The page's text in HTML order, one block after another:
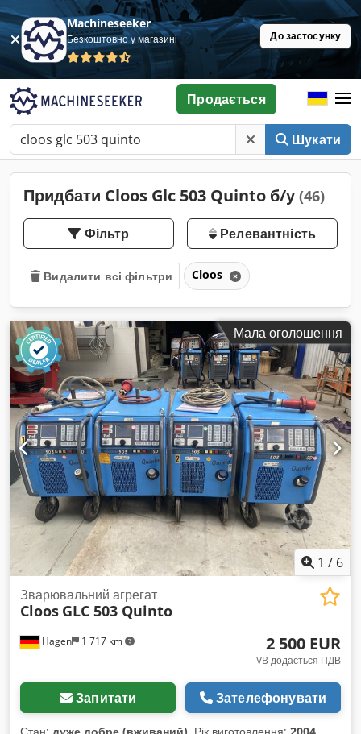
Machineseeker
Безкоштовно у магазині До застосунку
Шукати
Продається
Придбати Cloos Glc 503 Quinto б/у (46)
Фільтр Релевантність
Видалити всі фільтри Cloos
Мала оголошення
1 / 6
Hagen 1 717 km
Зварювальний агрегат
Cloos GLC 503 Quinto
2 500 EUR
VB додається ПДВ
Запитати Зателефонувати